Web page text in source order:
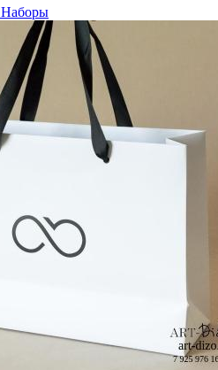
Наборы